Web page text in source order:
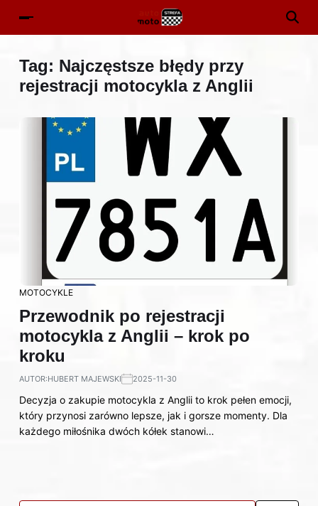
Tag: Najczęstsze błędy przy
rejestracji motocykla z Anglii
MOTOCYKLE
Przewodnik po rejestracji
motocykla z Anglii – krok po
kroku
AUTOR:HUBERT MAJEWSKI 2025-11-30
Decyzja o zakupie motocykla z Anglii to krok pełen emocji,
który przynosi zarówno lepsze, jak i gorsze momenty. Dla
każdego miłośnika dwóch kółek stanowi…